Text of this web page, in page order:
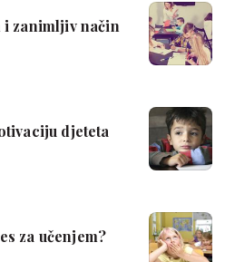
i zanimljiv način
djeteta
za učenjem?